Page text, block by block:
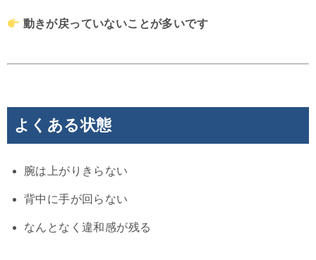
動きが戻っていないことが多いです
よくある状態
腕は上がりきらない
背中に手が回らない
なんとなく違和感が残る